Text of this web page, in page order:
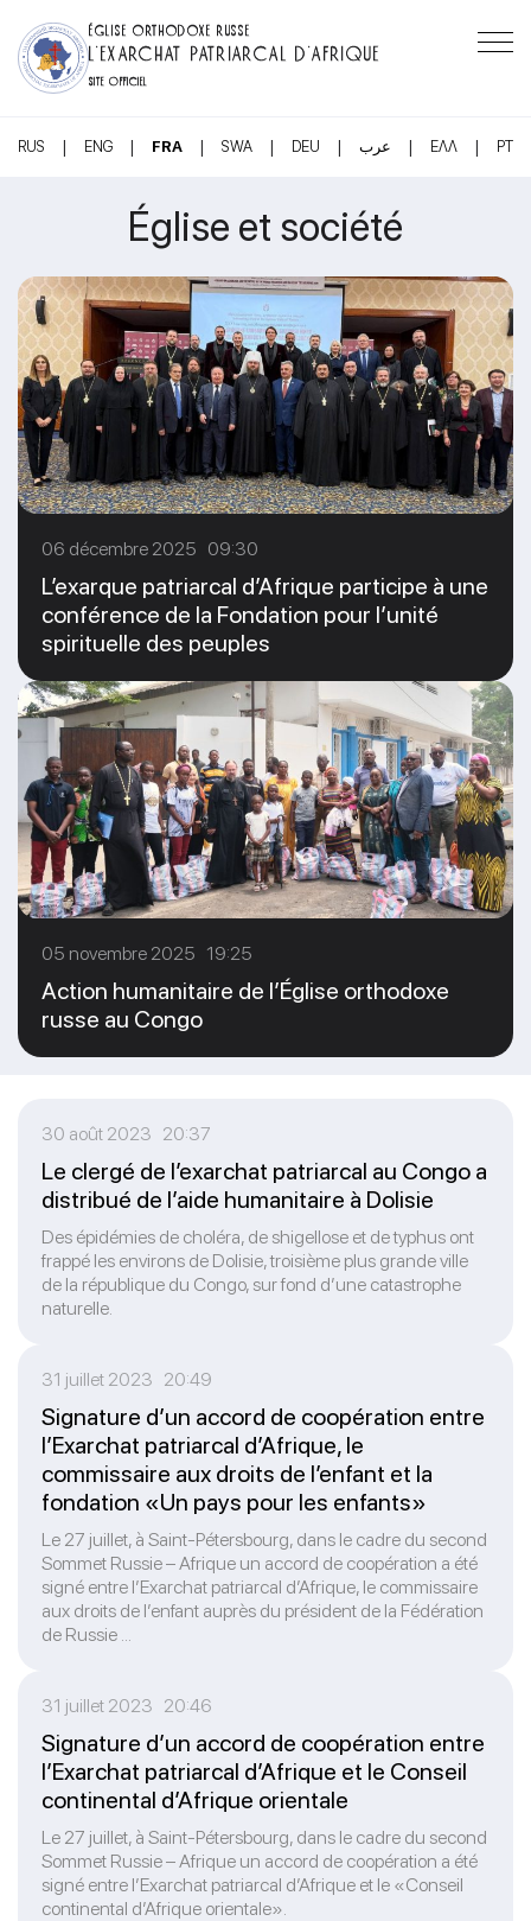
ÉGLISE ORTHODOXE RUSSE
L’EXARCHAT PATRIARCAL D’AFRIQUE
SITE OFFICIEL
RUS | ENG | FRA | SWA | DEU | عرب | ΕΛΛ | PT
Église et société
06 décembre 2025 09:30
L’exarque patriarcal d’Afrique participe à une
conférence de la Fondation pour l’unité
spirituelle des peuples
05 novembre 2025 19:25
Action humanitaire de l’Église orthodoxe
russe au Congo
30 août 2023 20:37
Le clergé de l’exarchat patriarcal au Congo a
distribué de l’aide humanitaire à Dolisie
Des épidémies de choléra, de shigellose et de typhus ont
frappé les environs de Dolisie, troisième plus grande ville
de la république du Congo, sur fond d’une catastrophe
naturelle.
31 juillet 2023 20:49
Signature d’un accord de coopération entre
l’Exarchat patriarcal d’Afrique, le
commissaire aux droits de l’enfant et la
fondation «Un pays pour les enfants»
Le 27 juillet, à Saint-Pétersbourg, dans le cadre du second
Sommet Russie – Afrique un accord de coopération a été
signé entre l’Exarchat patriarcal d’Afrique, le commissaire
aux droits de l’enfant auprès du président de la Fédération
de Russie ...
31 juillet 2023 20:46
Signature d’un accord de coopération entre
l’Exarchat patriarcal d’Afrique et le Conseil
continental d’Afrique orientale
Le 27 juillet, à Saint-Pétersbourg, dans le cadre du second
Sommet Russie – Afrique un accord de coopération a été
signé entre l’Exarchat patriarcal d’Afrique et le «Conseil
continental d’Afrique orientale».